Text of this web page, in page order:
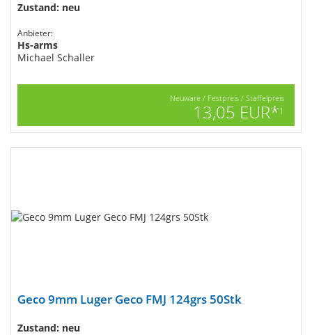
Zustand: neu
Anbieter:
Hs-arms
Michael Schaller
Neuware / Festpreis / Staffelpreis
13,05 EUR*1
Geco 9mm Luger Geco FMJ 124grs 50Stk
Zustand: neu